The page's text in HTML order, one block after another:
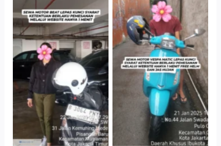
Cityplaza
Jatinegara Gedung
Parkir P6A
Antar Jemput
Kendaraan